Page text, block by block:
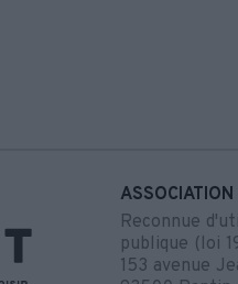
Reconnue
publique (loi
153 avenue